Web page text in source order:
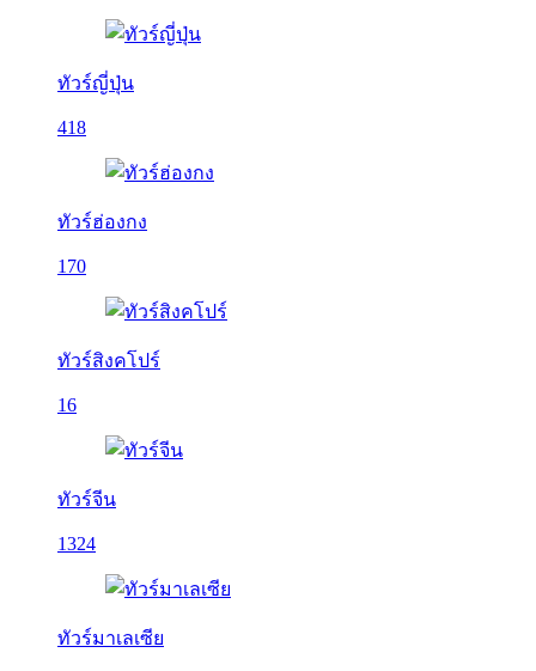
ทัวร์ญี่ปุ่น
418
ทัวร์ฮ่องกง
170
ทัวร์สิงคโปร์
16
ทัวร์จีน
1324
ทัวร์มาเลเซีย